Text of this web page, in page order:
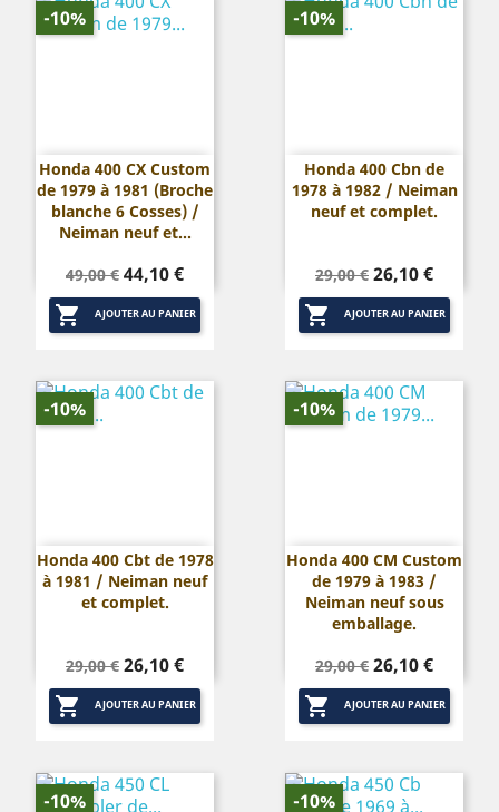
Honda 400 CX Custom
de 1979 à 1981 (Broche
blanche 6 Cosses) /
Neiman neuf et...
Prix
de
base
49,00 € Prix
44,10 €
 AJOUTER AU PANIER
-10%
Honda 400 Cbn de
1978 à 1982 / Neiman
neuf et complet.
Prix
de
base
29,00 € Prix
26,10 €
 AJOUTER AU PANIER
-10%
Honda 400 Cbt de 1978
à 1981 / Neiman neuf
et complet.
Prix
de
base
29,00 € Prix
26,10 €
 AJOUTER AU PANIER
-10%
Honda 400 CM Custom
de 1979 à 1983 /
Neiman neuf sous
emballage.
Prix
de
base
29,00 € Prix
26,10 €
 AJOUTER AU PANIER
-10%
-10% -10%